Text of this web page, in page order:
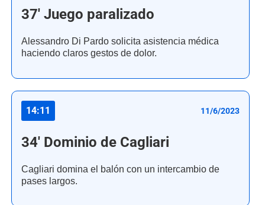
37' Juego paralizado
Alessandro Di Pardo solicita asistencia médica
haciendo claros gestos de dolor.
14:11 11/6/2023
34' Dominio de Cagliari
Cagliari domina el balón con un intercambio de
pases largos.